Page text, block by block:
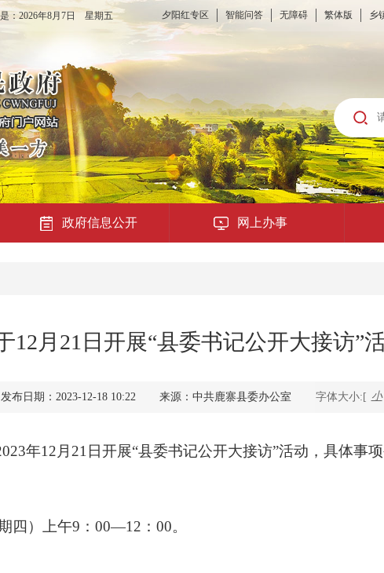
夕阳红专区 智能问答 无障碍 繁体版 乡
： 2026年8月7日 星期五
政府信息公开 网上办事
便民提示
利企查询
12月21日开展“县委书记公开大接访”
发布日期：2023-12-18 10:22 来源：中共鹿寨县委办公室 字体大小:[ 小
年12月21日开展“县委书记公开大接访”活动，具体事
期四）上午9：00—12：00。